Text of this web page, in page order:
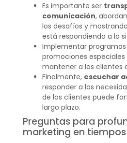
Es importante ser
comunicación,
los desafíos y
está respondiendo a la
Implementar
promociones
mantener a los clientes
Finalmente, escuchar
responder a las
de los clientes puede
largo plazo.
Preguntas para
marketing en